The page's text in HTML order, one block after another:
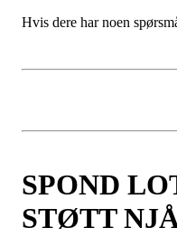
Hvis dere har noen
SPOND
STØTT